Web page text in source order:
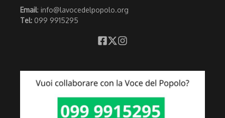
Email: info@lavocedelpopolo.org
Tel: 099 9915295